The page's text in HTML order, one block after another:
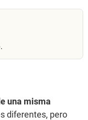
una misma
diferentes, pero